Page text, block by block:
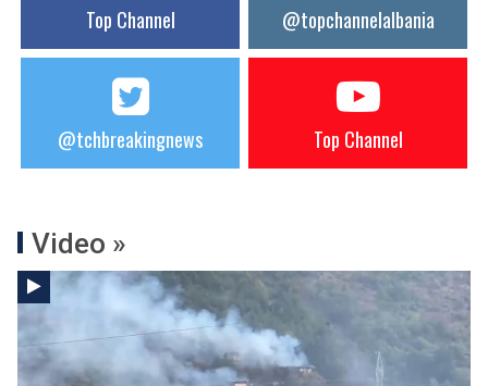
Top Channel @topchannelalbania
@tchbreakingnews Top Channel
Video »